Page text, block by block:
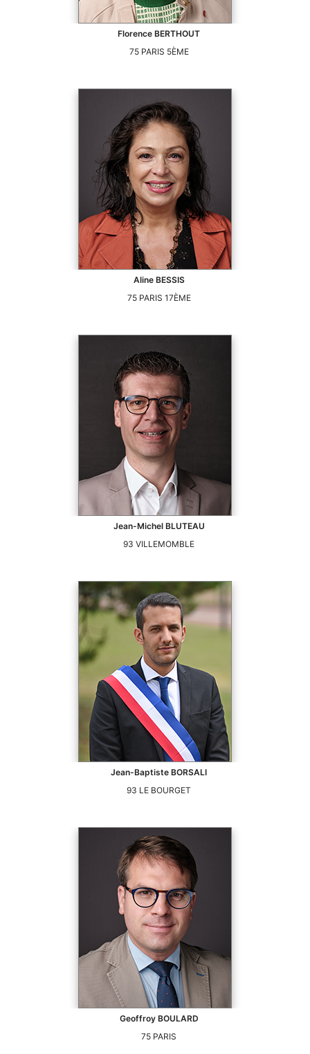
Florence BERTHOUT
75 PARIS 5ÈME
Aline BESSIS
75 PARIS 17ÈME
Jean-Michel BLUTEAU
93 VILLEMOMBLE
Jean-Baptiste BORSALI
93 LE BOURGET
Geoffroy BOULARD
75 PARIS